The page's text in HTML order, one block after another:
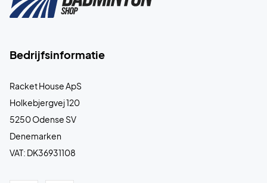
Bedrijfsinformatie
Racket House ApS
Holkebjergvej 120
5250 Odense SV
Denemarken
VAT: DK36931108